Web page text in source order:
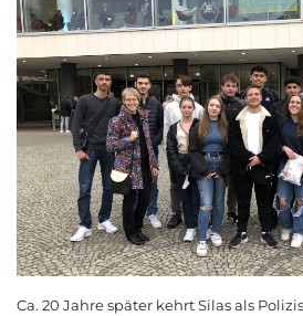
Ca. 20 Jahre später kehrt Silas als